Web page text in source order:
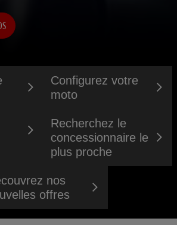
Configurez votre
moto
Recherchez le
concessionnaire le
plus proche
nos
offres